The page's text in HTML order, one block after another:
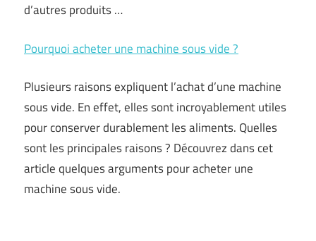
d’autres produits …
Pourquoi acheter une machine sous vide ?
Plusieurs raisons expliquent l’achat d’une machine
sous vide. En effet, elles sont incroyablement utiles
pour conserver durablement les aliments. Quelles
sont les principales raisons ? Découvrez dans cet
article quelques arguments pour acheter une
machine sous vide.